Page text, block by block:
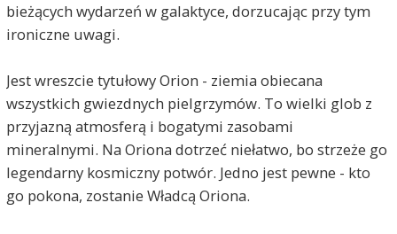
bieżących wydarzeń w galaktyce, dorzucając przy tym
ironiczne uwagi.
Jest wreszcie tytułowy Orion - ziemia obiecana
wszystkich gwiezdnych pielgrzymów. To wielki glob z
przyjazną atmosferą i bogatymi zasobami
mineralnymi. Na Oriona dotrzeć niełatwo, bo strzeże go
legendarny kosmiczny potwór. Jedno jest pewne - kto
go pokona, zostanie Władcą Oriona.